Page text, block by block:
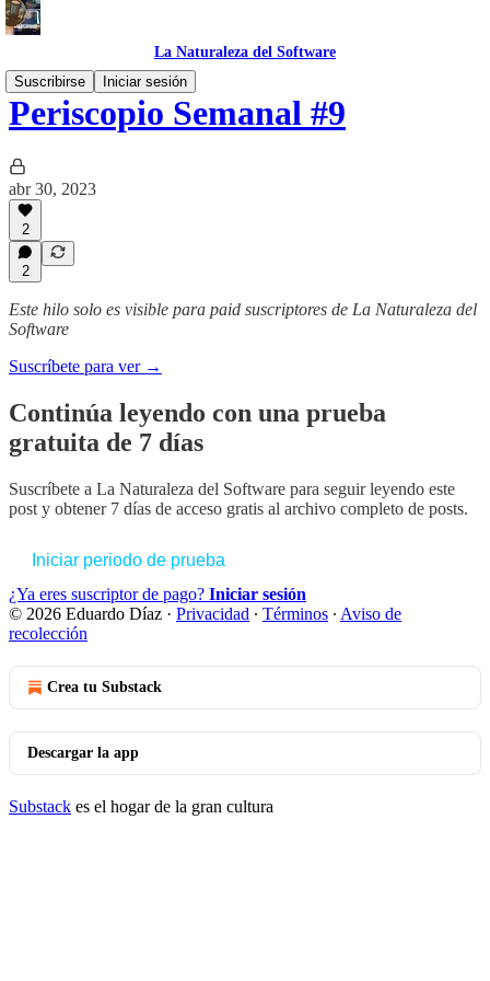
La Naturaleza del Software
Suscribirse
Iniciar sesión
Periscopio Semanal #9
abr 30, 2023
2
2
Este hilo solo es visible para paid suscriptores de La Naturaleza del
Software
Suscríbete para ver →
Continúa leyendo con una prueba
gratuita de 7 días
Suscríbete a La Naturaleza del Software para seguir leyendo este
post y obtener 7 días de acceso gratis al archivo completo de posts.
Iniciar periodo de prueba
¿Ya eres suscriptor de pago? Iniciar sesión
© 2026 Eduardo Díaz · Privacidad ∙ Términos ∙ Aviso de
recolección
Crea tu Substack
Descargar la app
Substack es el hogar de la gran cultura